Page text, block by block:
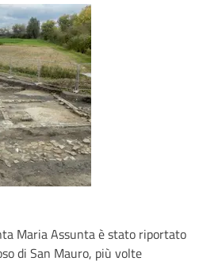
Maria Assunta è stato riportato
di San Mauro, più volte